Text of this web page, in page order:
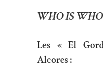
WHO IS WHO
Les « El
Alcores :